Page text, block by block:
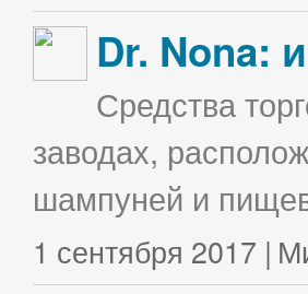
Dr. Nona:
Средства
заводах,
шампуней и
1 сентября 2017 |